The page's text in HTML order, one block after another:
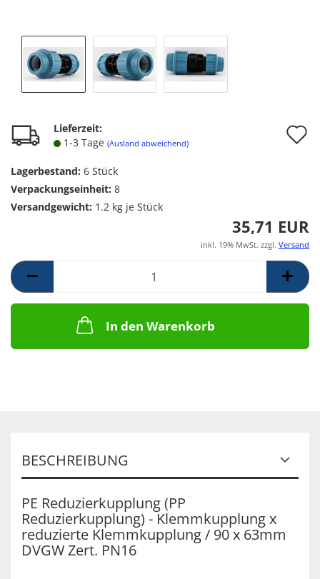
Lieferzeit:
1-3 Tage (Ausland abweichend)
Lagerbestand: 6 Stück
Verpackungseinheit: 8
Versandgewicht: 1.2 kg je Stück
35,71 EUR
inkl. 19% MwSt. zzgl. Versand
In den Warenkorb
BESCHREIBUNG
PE Reduzierkupplung (PP
Reduzierkupplung) - Klemmkupplung x
reduzierte Klemmkupplung / 90 x 63mm
DVGW Zert. PN16